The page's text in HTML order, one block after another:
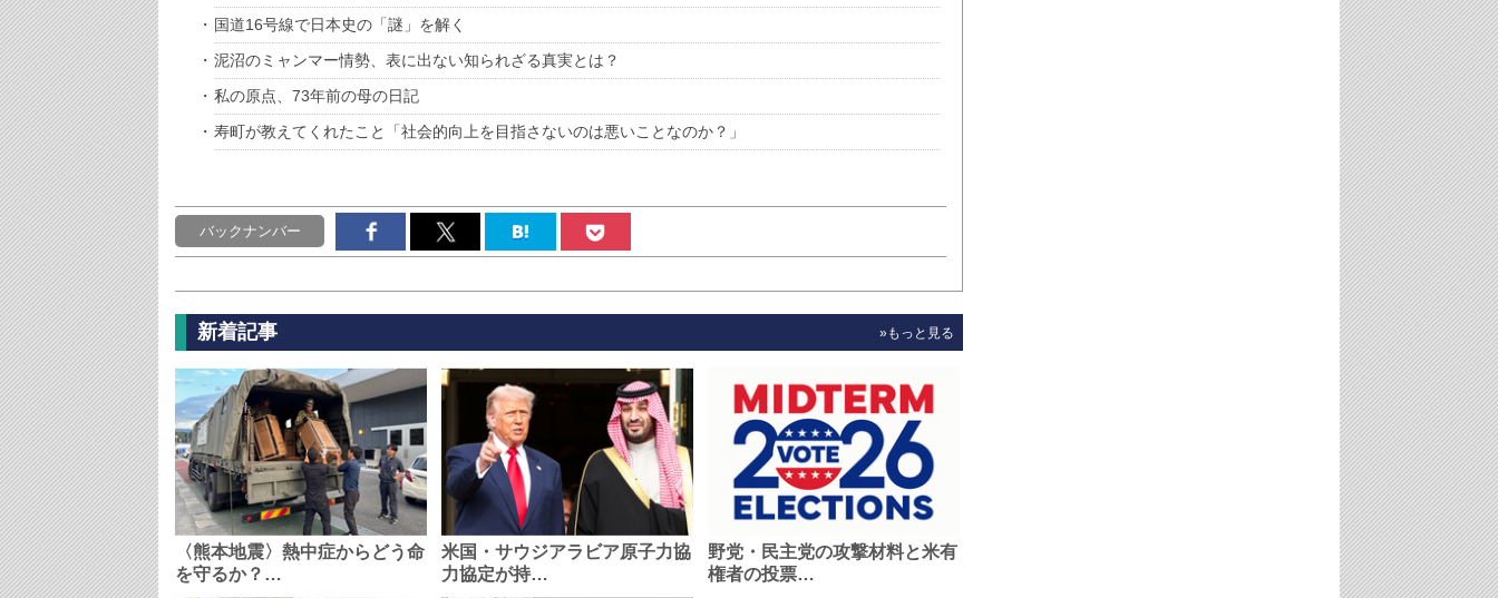
国道16号線で日本史の「謎」を解く
泥沼のミャンマー情勢、表に出ない知られざる真実とは？
私の原点、73年前の母の日記
寿町が教えてくれたこと「社会的向上を目指さないのは悪いことなのか？」
バックナンバー
新着記事 »もっと見る
〈熊本地震〉熱中症からどう命
を守るか？…
米国・サウジアラビア原子力協
力協定が持…
野党・民主党の攻撃材料と米有
権者の投票…